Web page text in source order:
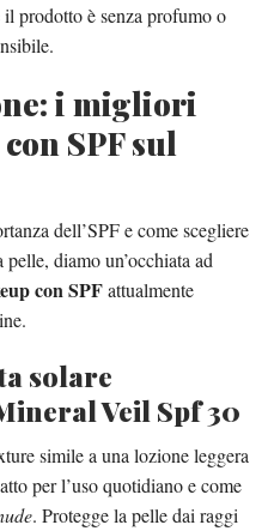
prodotto è senza profumo o
i migliori
SPF sul
dell’SPF e come scegliere
diamo un’occhiata ad
con SPFattualmente
solare
Veil Spf 30
simile a una lozione leggera
per l’uso quotidiano e come
. Protegge la pelle dai raggi